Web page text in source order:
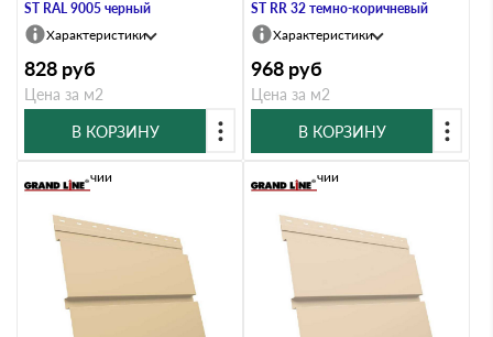
ST RAL 9005 черный
Характеристики
828 руб
Цена за м2
В КОРЗИНУ
ST RR 32 темно-коричневый
Характеристики
968 руб
Цена за м2
В КОРЗИНУ
В наличии В наличии